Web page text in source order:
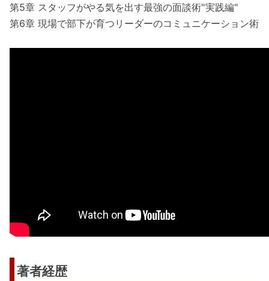
第5章 スタッフがやる気を出す最強の面談術"実践編"
第6章 現場で部下が育つリーダーのコミュニケーション術
著者経歴